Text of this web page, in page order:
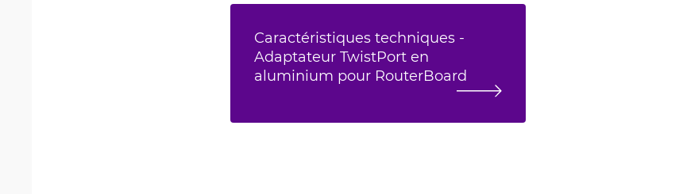
Caractéristiques techniques -
Adaptateur TwistPort en
aluminium pour RouterBoard